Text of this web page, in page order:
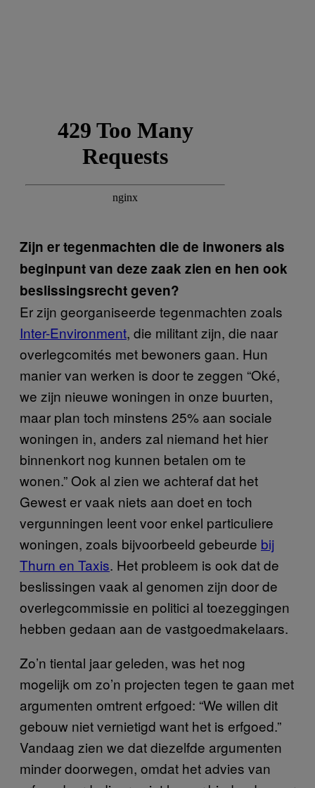
Zijn er tegenmachten die de inwoners als
beginpunt van deze zaak zien en hen ook
beslissingsrecht geven?
Er zijn georganiseerde tegenmachten zoals
Inter-Environment, die militant zijn, die naar
overlegcomités met bewoners gaan. Hun
manier van werken is door te zeggen “Oké,
we zijn nieuwe woningen in onze buurten,
maar plan toch minstens 25% aan sociale
woningen in, anders zal niemand het hier
binnenkort nog kunnen betalen om te
wonen.” Ook al zien we achteraf dat het
Gewest er vaak niets aan doet en toch
vergunningen leent voor enkel particuliere
woningen, zoals bijvoorbeeld gebeurde bij
Thurn en Taxis. Het probleem is ook dat de
beslissingen vaak al genomen zijn door de
overlegcommissie en politici al toezeggingen
hebben gedaan aan de vastgoedmakelaars.
Zo’n tiental jaar geleden, was het nog
mogelijk om zo’n projecten tegen te gaan met
argumenten omtrent erfgoed: “We willen dit
gebouw niet vernietigd want het is erfgoed.”
Vandaag zien we dat diezelfde argumenten
minder doorwegen, omdat het advies van